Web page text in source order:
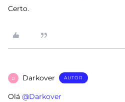
Certo.
D Darkover AUTOR
Olá ​ @Darkover